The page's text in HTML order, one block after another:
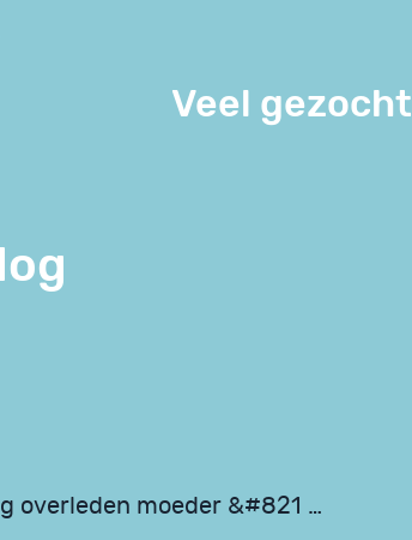
Veel
overleden moeder &#821 …